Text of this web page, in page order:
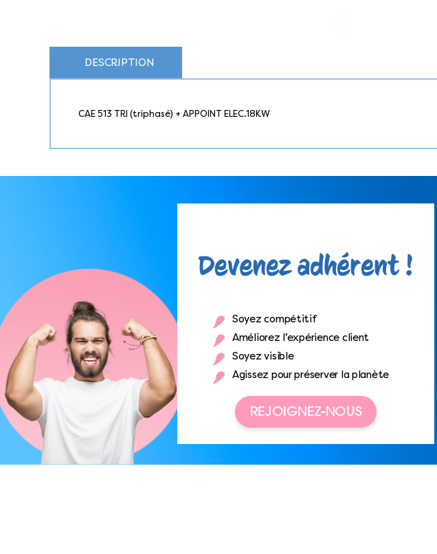
DESCRIPTION
CAE 513 TRI (triphasé) + APPOINT ELEC.18KW
Soyez compétitif
Améliorez l’expérience client
Soyez visible
Agissez pour préserver la planète
REJOIGNEZ-NOUS